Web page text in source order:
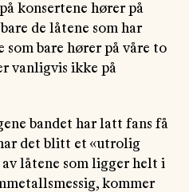
konsertene hører på
de låtene som har
som bare hører på våre to
vanligvis ikke på
bandet har latt fans få
det blitt et «utrolig
låtene som ligger helt i
kommer